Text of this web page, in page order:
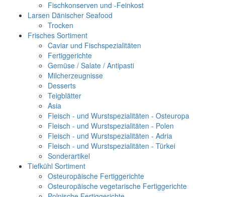
Fischkonserven und -Feinkost
Larsen Dänischer Seafood
Trocken
Frisches Sortiment
Caviar und Fischspezialitäten
Fertiggerichte
Gemüse / Salate / Antipasti
Milcherzeugnisse
Desserts
Teigblätter
Asia
Fleisch - und Wurstspezialitäten - Osteuropa
Fleisch - und Wurstspezialitäten - Polen
Fleisch - und Wurstspezialitäten - Adria
Fleisch - und Wurstspezialitäten - Türkei
Sonderartikel
Tiefkühl Sortiment
Osteuropäische Fertiggerichte
Osteuropäische vegetarische Fertiggerichte